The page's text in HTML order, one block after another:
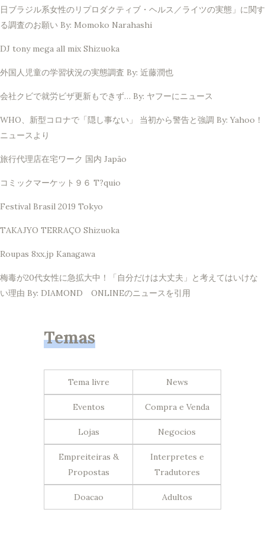
日ブラジル系女性のリプロダクティブ・ヘルス／ライツの実態」に関す
る調査のお願い By: Momoko Narahashi
DJ tony mega all mix Shizuoka
外国人児童の学習状況の実態調査 By: 近藤潤也
会社クビで就労ビザ更新もできず… By: ヤフーにニュース
WHO、新型コロナで「隠し事ない」 当初から警告と強調 By: Yahoo！
ニュースより
旅行代理店在宅ワーク 国内 Japão
コミックマーケット９６ T?quio
Festival Brasil 2019 Tokyo
TAKAJYO TERRAÇO Shizuoka
Roupas 8xx.jp Kanagawa
梅毒が20代女性に急拡大中！「自分だけは大丈夫」と考えてはいけな
い理由 By: DIAMOND ONLINEのニュースを引用
Temas
Tema livre News
Eventos Compra e Venda
Lojas Negocios
Empreiteiras &
Propostas
Interpretes e
Tradutores
Doacao Adultos